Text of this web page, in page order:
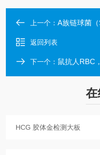
上一个： A族链球菌
返回列表
下一个： 鼠抗人RBC
在